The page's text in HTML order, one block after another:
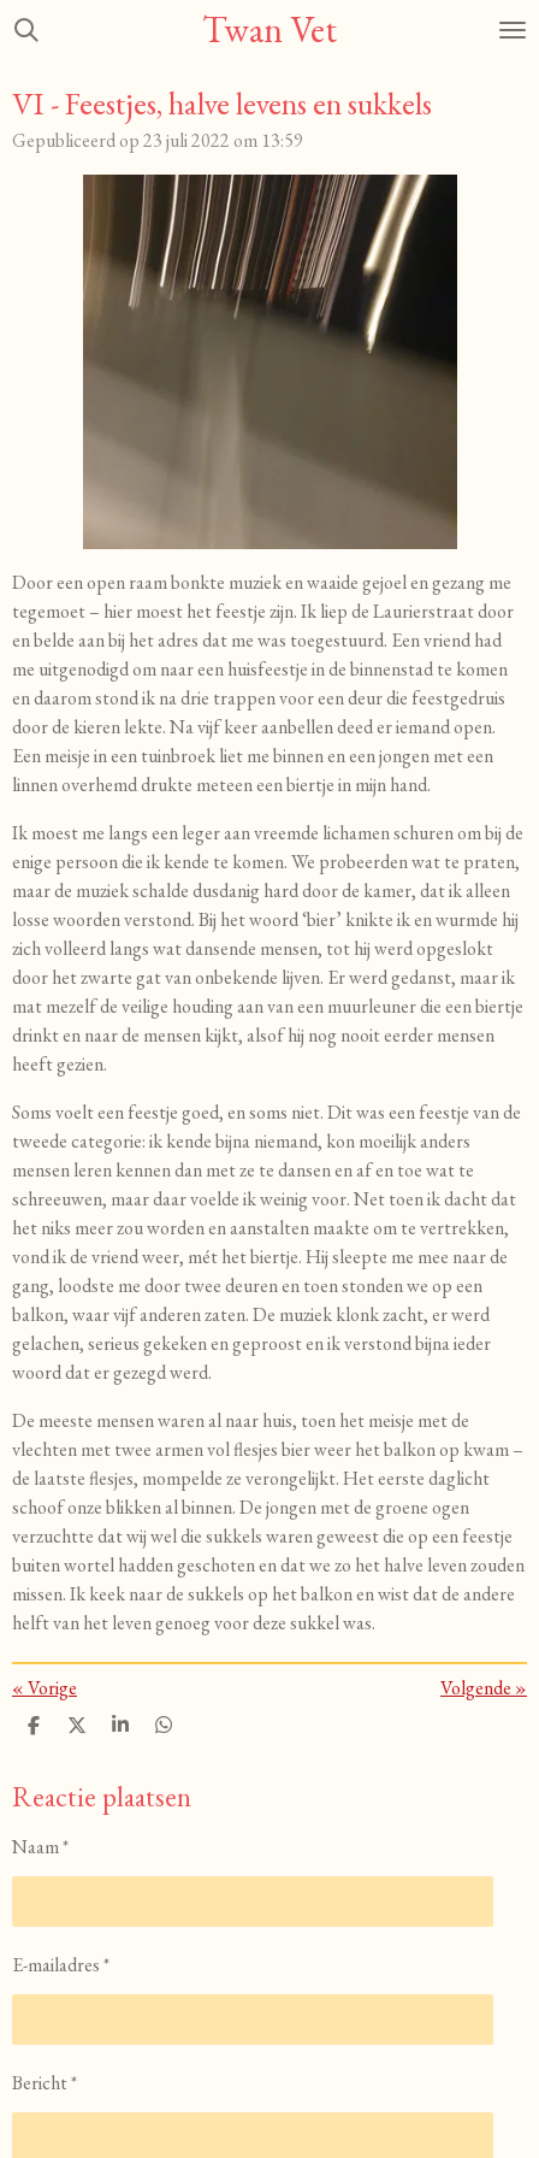
Ga
de
hoofdinhoud
Twan Vet
VI - Feestjes, halve levens en sukkels
Gepubliceerd op 23 juli 2022 om 13:59
Door een open raam bonkte muziek en waaide gejoel en gezang me
tegemoet – hier moest het feestje zijn. Ik liep de Laurierstraat door
en belde aan bij het adres dat me was toegestuurd. Een vriend had
me uitgenodigd om naar een huisfeestje in de binnenstad te komen
en daarom stond ik na drie trappen voor een deur die feestgedruis
door de kieren lekte. Na vijf keer aanbellen deed er iemand open.
Een meisje in een tuinbroek liet me binnen en een jongen met een
linnen overhemd drukte meteen een biertje in mijn hand.
Ik moest me langs een leger aan vreemde lichamen schuren om bij de
enige persoon die ik kende te komen. We probeerden wat te praten,
maar de muziek schalde dusdanig hard door de kamer, dat ik alleen
losse woorden verstond. Bij het woord ‘bier’ knikte ik en wurmde hij
zich volleerd langs wat dansende mensen, tot hij werd opgeslokt
door het zwarte gat van onbekende lijven. Er werd gedanst, maar ik
mat mezelf de veilige houding aan van een muurleuner die een biertje
drinkt en naar de mensen kijkt, alsof hij nog nooit eerder mensen
heeft gezien.
Soms voelt een feestje goed, en soms niet. Dit was een feestje van de
tweede categorie: ik kende bijna niemand, kon moeilijk anders
mensen leren kennen dan met ze te dansen en af en toe wat te
schreeuwen, maar daar voelde ik weinig voor. Net toen ik dacht dat
het niks meer zou worden en aanstalten maakte om te vertrekken,
vond ik de vriend weer, mét het biertje. Hij sleepte me mee naar de
gang, loodste me door twee deuren en toen stonden we op een
balkon, waar vijf anderen zaten. De muziek klonk zacht, er werd
gelachen, serieus gekeken en geproost en ik verstond bijna ieder
woord dat er gezegd werd.
De meeste mensen waren al naar huis, toen het meisje met de
vlechten met twee armen vol flesjes bier weer het balkon op kwam –
de laatste flesjes, mompelde ze verongelijkt. Het eerste daglicht
schoof onze blikken al binnen. De jongen met de groene ogen
verzuchtte dat wij wel die sukkels waren geweest die op een feestje
buiten wortel hadden geschoten en dat we zo het halve leven zouden
missen. Ik keek naar de sukkels op het balkon en wist dat de andere
helft van het leven genoeg voor deze sukkel was.
«Vorige Volgende »
D
e
n
D
l
S
r
e
D
e
n
Reactie plaatsen
Naam *
E-mailadres *
Bericht *